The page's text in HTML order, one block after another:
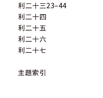
利二十三23–44
利二十四
利二十五
利二十六
利二十七
主題索引